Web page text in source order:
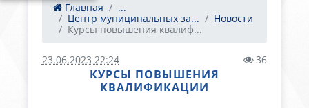
Главная
...
Центр муниципальных за...
Новости
Курсы повышения квалиф...
23.06.2023 22:24 36
КУРСЫ ПОВЫШЕНИЯ
КВАЛИФИКАЦИИ